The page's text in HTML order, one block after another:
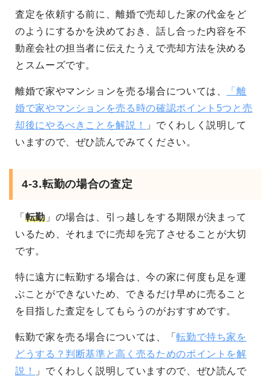
査定を依頼する前に、離婚で売却した家の代金をど
のようにするかを決めておき、話し合った内容を不
動産会社の担当者に伝えたうえで売却方法を決める
とスムーズです。
離婚で家やマンションを売る場合については、
「離
婚で家やマンションを売る時の確認ポイント5つと売
却後にやるべきことを解説！
」でくわしく説明して
いますので、ぜひ読んでみてください。
4-3.転勤の場合の査定
「 転勤」の場合は、引っ越しをする期限が決まって
いるため、それまでに売却を完了させることが大切
です。
特に遠方に転勤する場合は、今の家に何度も足を運
ぶことができないため、できるだけ早めに売ること
を目指した査定をしてもらうのがおすすめです。
転勤で家を売る場合については、「転勤で持ち家を
どうする？判断基準と高く売るためのポイントを解
説！
」でくわしく説明していますので、ぜひ読んで